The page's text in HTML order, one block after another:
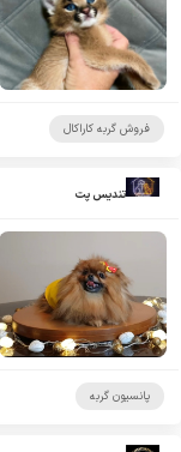
فروش گربه کاراکال
تندیس پت
پانسیون گربه